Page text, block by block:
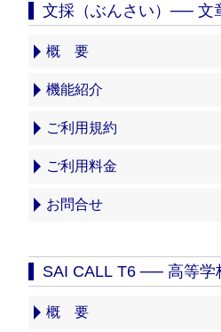
文採（ぶんさい）── 文
概 要
機能紹介
ご利用規約
ご利用料金
お問合せ
SAI CALL T6 ── 高等学
概 要